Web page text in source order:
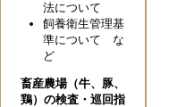
法について
飼養衛生管理基
準について な
ど
畜産農場（牛、豚、
鶏）の検査・巡回指